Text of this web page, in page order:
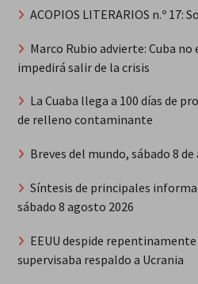
ACOPIOS LITERARIOS n.º 17:
Marco Rubio advierte: Cuba no
impedirá salir de la crisis
La Cuaba llega a 100 días de
de relleno contaminante
Breves del mundo, sábado 8
Síntesis de principales
sábado 8 agosto 2026
EEUU despide
supervisaba respaldo a Ucrania